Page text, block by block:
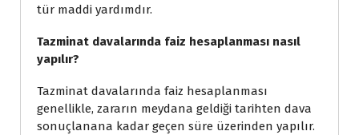
tür maddi yardımdır.
Tazminat davalarında faiz hesaplanması nasıl
yapılır?
Tazminat davalarında faiz hesaplanması
genellikle, zararın meydana geldiği tarihten dava
sonuçlanana kadar geçen süre üzerinden yapılır.